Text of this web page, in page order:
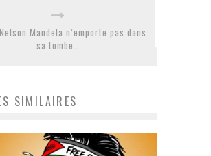
Mandela n’emporte pas dans
sa tombe…
SIMILAIRES